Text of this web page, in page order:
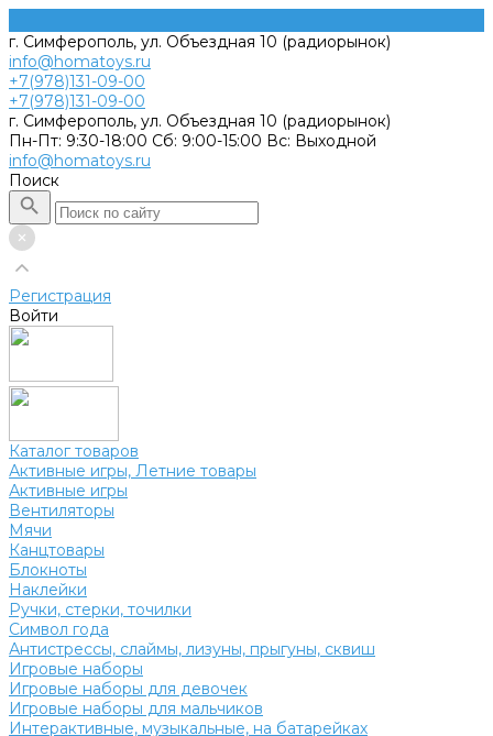
г. Симферополь, ул. Объездная 10 (радиорынок)
info@homatoys.ru
+7(978)131-09-00
+7(978)131-09-00
г. Симферополь, ул. Объездная 10 (радиорынок)
Пн-Пт: 9:30-18:00 Cб: 9:00-15:00 Вс: Выходной
info@homatoys.ru
Поиск
Регистрация
Войти
Каталог товаров
Активные игры, Летние товары
Активные игры
Вентиляторы
Мячи
Канцтовары
Блокноты
Наклейки
Ручки, стерки, точилки
Символ года
Антистрессы, слаймы, лизуны, прыгуны, сквиш
Игровые наборы
Игровые наборы для девочек
Игровые наборы для мальчиков
Интерактивные, музыкальные, на батарейках